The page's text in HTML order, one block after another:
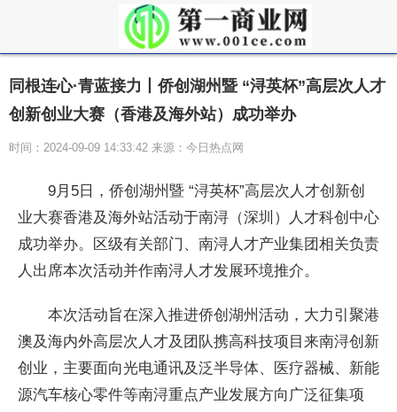
同根连心·青蓝接力丨侨创湖州暨 “浔英杯”高层次人才
创新创业大赛（香港及海外站）成功举办
时间：2024-09-09 14:33:42 来源：今日热点网
9月5日，侨创湖州暨 “浔英杯”高层次人才创新创
业大赛香港及海外站活动于南浔（深圳）人才科创中心
成功举办。区级有关部门、南浔人才产业集团相关负责
人出席本次活动并作南浔人才发展环境推介。
本次活动旨在深入推进侨创湖州活动，大力引聚港
澳及海内外高层次人才及团队携高科技项目来南浔创新
创业，主要面向光电通讯及泛半导体、医疗器械、新能
源汽车核心零件等南浔重点产业发展方向广泛征集项